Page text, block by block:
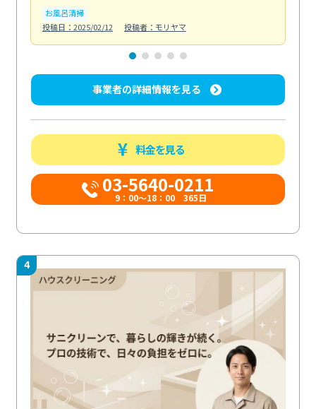
お風呂清掃
投稿日：2025/02/12
投稿者：モリヤマ
事業者の詳細情報を見る
料金を見る
03-5640-0211
9：00～18：00 365日
4